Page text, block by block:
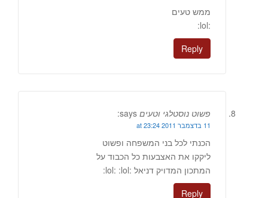
ממש טעים
:lol:
Reply
פשוט נוסטלגי וטעים says:
11 בדצמבר 2011 at 23:24
הכנתי לכל בני המשפחה ופשוט
ליקקו את האצבעות כל הכבוד על
המתכון המדויק דניאל :lol: :lol:
Reply